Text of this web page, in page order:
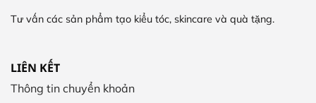
Tư vấn các sản phẩm tạo kiểu tóc, skincare và quà tặng.
LIÊN KẾT
Thông tin chuyển khoản